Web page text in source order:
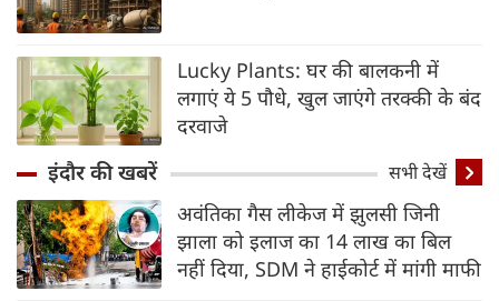
Lucky Plants: घर की बालकनी में
लगाएं ये 5 पौधे, खुल जाएंगे तरक्की के बंद
दरवाजे
इंदौर की खबरें सभी देखें
अवंतिका गैस लीकेज में झुलसी जिनी
झाला को इलाज का 14 लाख का बिल
नहीं दिया, SDM ने हाईकोर्ट में मांगी माफी